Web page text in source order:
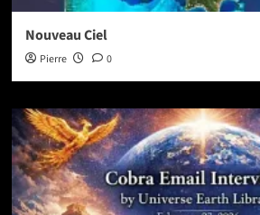
Nouveau Ciel
Pierre 0